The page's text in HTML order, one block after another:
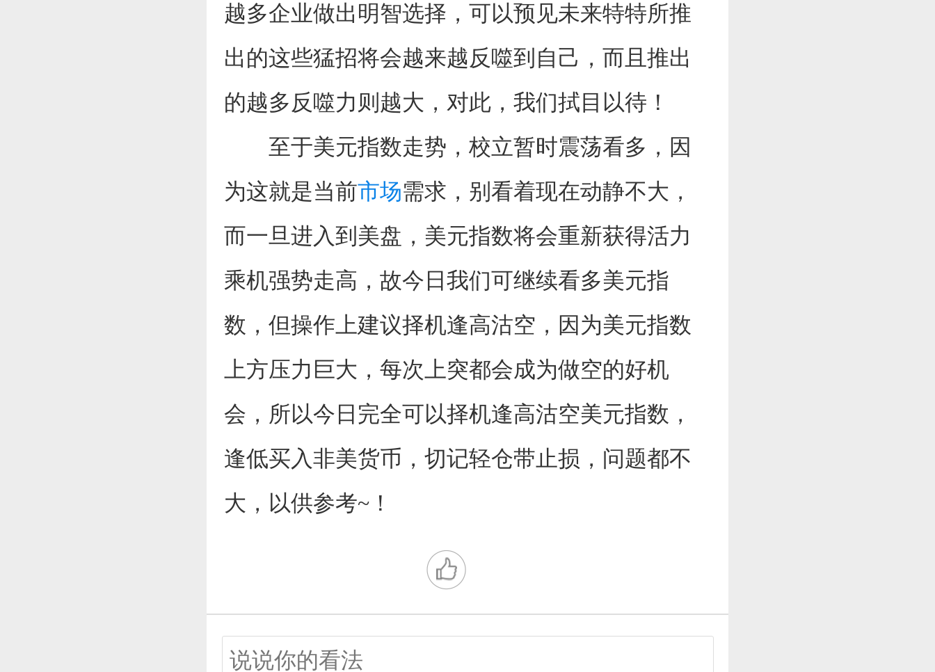
越多企业做出明智选择，可以预见未来特特所推
出的这些猛招将会越来越反噬到自己，而且推出
的越多反噬力则越大，对此，我们拭目以待！
至于美元指数走势，校立暂时震荡看多，因
为这就是当前市场需求，别看着现在动静不大，
而一旦进入到美盘，美元指数将会重新获得活力
乘机强势走高，故今日我们可继续看多美元指
数，但操作上建议择机逢高沽空，因为美元指数
上方压力巨大，每次上突都会成为做空的好机
会，所以今日完全可以择机逢高沽空美元指数，
逢低买入非美货币，切记轻仓带止损，问题都不
大，以供参考~！